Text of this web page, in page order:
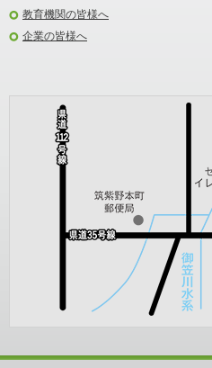
教育機関の皆様へ
企業の皆様へ